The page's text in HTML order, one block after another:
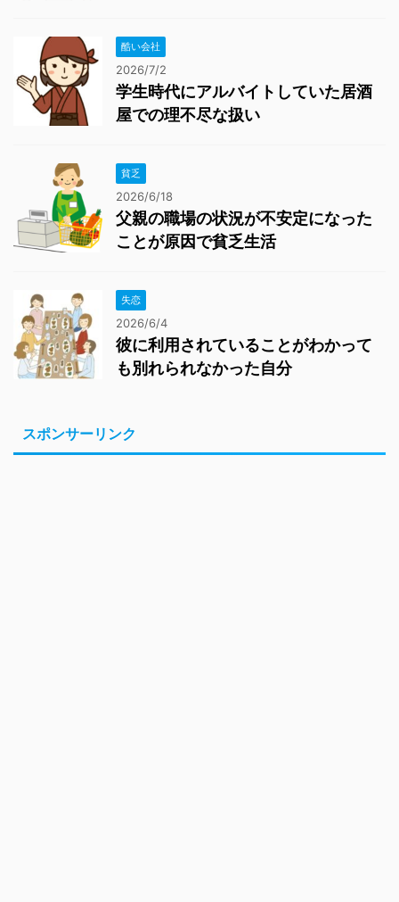
酷い会社
2026/7/2
学生時代にアルバイトしていた居酒
屋での理不尽な扱い
貧乏
2026/6/18
父親の職場の状況が不安定になった
ことが原因で貧乏生活
失恋
2026/6/4
彼に利用されていることがわかって
も別れられなかった自分
スポンサーリンク